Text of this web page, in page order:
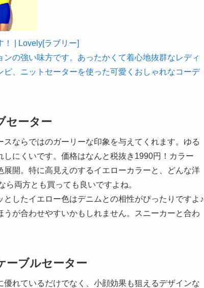
！ | Lovely[ラブリー]
の強い味方です。あったかくて着心地抜群なレディ
、ニットセーターを使った可愛くおしゃれなコーデ
セーター
ならではのガーリーな印象を与えてくれます。ゆる
にくいです。価格はなんと税抜き1990円！カラー
開。特に高見えのするイエローカラーと、どんな洋
両方とも買っても良いですよね。
したイエロー色はデニムとの相性がぴったりですよ♪
が合わせやすいかもしれません。スニーカーと合わ
ーブルセーター
れているだけでなく、小顔効果も狙えるデザインな